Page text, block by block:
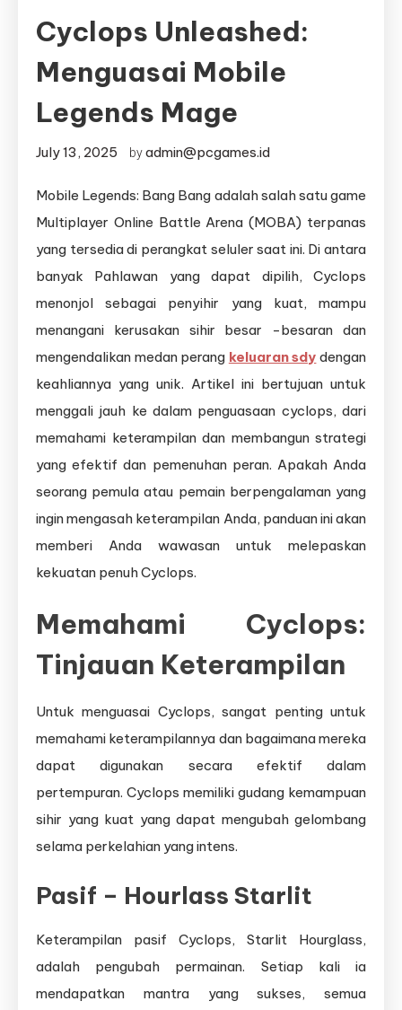
Cyclops Unleashed:
Menguasai Mobile
Legends Mage
July 13, 2025 byadmin@pcgames.id
Mobile Legends: Bang Bang adalah salah satu game
Multiplayer Online Battle Arena (MOBA) terpanas
yang tersedia di perangkat seluler saat ini. Di antara
banyak Pahlawan yang dapat dipilih, Cyclops
menonjol sebagai penyihir yang kuat, mampu
menangani kerusakan sihir besar -besaran dan
mengendalikan medan perang keluaran sdy dengan
keahliannya yang unik. Artikel ini bertujuan untuk
menggali jauh ke dalam penguasaan cyclops, dari
memahami keterampilan dan membangun strategi
yang efektif dan pemenuhan peran. Apakah Anda
seorang pemula atau pemain berpengalaman yang
ingin mengasah keterampilan Anda, panduan ini akan
memberi Anda wawasan untuk melepaskan
kekuatan penuh Cyclops.
Memahami Cyclops:
Tinjauan Keterampilan
Untuk menguasai Cyclops, sangat penting untuk
memahami keterampilannya dan bagaimana mereka
dapat digunakan secara efektif dalam
pertempuran. Cyclops memiliki gudang kemampuan
sihir yang kuat yang dapat mengubah gelombang
selama perkelahian yang intens.
Pasif – Hourlass Starlit
Keterampilan pasif Cyclops, Starlit Hourglass,
adalah pengubah permainan. Setiap kali ia
mendapatkan mantra yang sukses, semua